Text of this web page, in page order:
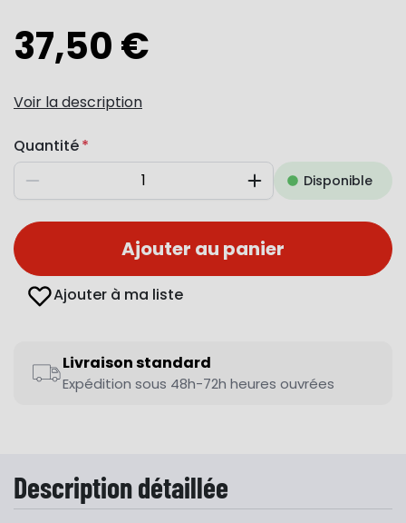
37,50 €
Voir la description
Quantité
Diminuer AugmenterDisponible
Ajouter au panier
Ajouter à ma liste
Livraison standard
Expédition sous 48h-72h heures ouvrées
Description détaillée